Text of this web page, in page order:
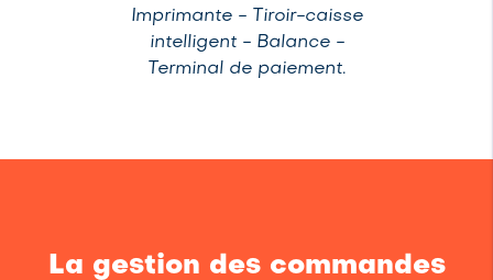
Imprimante - Tiroir-caisse
intelligent - Balance -
Terminal de paiement.
La gestion des commandes